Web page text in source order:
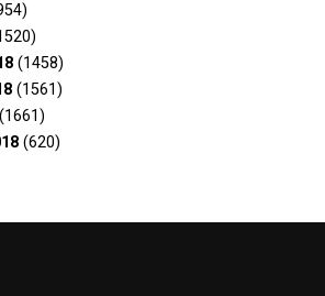
(1458)
(1561)
(1661)
(620)